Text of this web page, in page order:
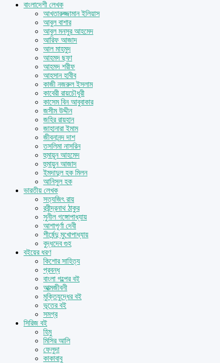
বাংলাদেশী লেখক
আখতারুজ্জামান ইলিয়াস
আবুল বাশার
আবুল মনসুর আহমেদ
আরিফ আজাদ
আল মাহমুদ
আহমদ ছফা
আহমদ শরীফ
আহসান হাবীব
কাজী নজরুল ইসলাম
কাবেরী রায়চৌধুরী
কাসেম বিন আবুবাকার
জসীম উদ্দীন
জহির রায়হান
জাহানারা ইমাম
জীবনানন্দ দাশ
তসলিমা নাসরিন
হুমায়ূন আহমেদ
হুমায়ুন আজাদ
ইমদাদুল হক মিলন
আনিসুল হক
ভারতীয় লেখক
সত্যজিৎ রায়
রবীন্দ্রনাথ ঠাকুর
সুনীল গঙ্গোপাধ্যায়
আশাপূর্ণা দেবী
শীর্ষেন্দু মুখোপাধ্যায়
বুদ্ধদেব গুহ
বইয়ের ধরণ
কিশোর সাহিত্য
প্রবন্ধ
বাংলা গল্পের বই
আত্মজীবনী
মুক্তিযুদ্ধের বই
ভূতের বই
সমগ্র
সিরিজ বই
হিমু
মিসির আলি
ফেলুদা
কাকাবাবু